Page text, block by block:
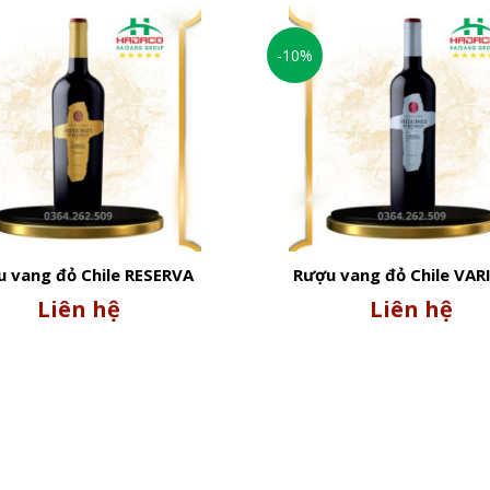
RESERVA Sauvignon Blanc 2021 12,5%
RESERVA Sauvignon Blanc 2021 12,5%, bạn nên
và trái cây sẽ là sự kết hợp hoàn hảo, tôn lên sự cân
từ 6-8°C sẽ giúp tăng cường trải nghiệm thưởng thức,
vang đỏ Chile RESERVA
Sauvignon 2020 13,5%
Liên hệ
-10%
Rượu vang đỏ Chile
Cabernet Sauvignon
Liên hệ